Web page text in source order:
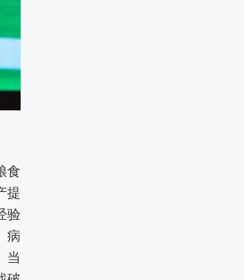
食
提
验
病
当